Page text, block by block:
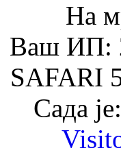
На
Ваш ИП:
SAFARI
Сада